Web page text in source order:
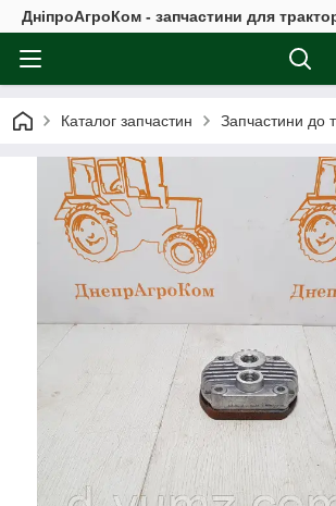
ДніпроАгроКом - запчастини для
Каталог запчастин Запчастини до